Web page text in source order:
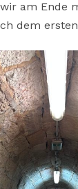
am Ende
dem